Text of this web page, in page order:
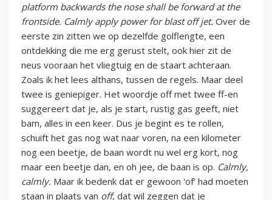
platform backwards the nose shall be forward at the
frontside. Calmly apply power for blast off jet. Over de
eerste zin zitten we op dezelfde golflengte, een
ontdekking die me erg gerust stelt, ook hier zit de
neus vooraan het vliegtuig en de staart achteraan.
Zoals ik het lees althans, tussen de regels. Maar deel
twee is geniepiger. Het woordje off met twee ff-en
suggereert dat je, als je start, rustig gas geeft, niet
bam, alles in een keer. Dus je begint es te rollen,
schuift het gas nog wat naar voren, na een kilometer
nog een beetje, de baan wordt nu wel erg kort, nog
maar een beetje dan, en oh jee, de baan is op. Calmly,
calmly. Maar ik bedenk dat er gewoon 'of' had moeten
staan in plaats van off, dat wil zeggen dat je